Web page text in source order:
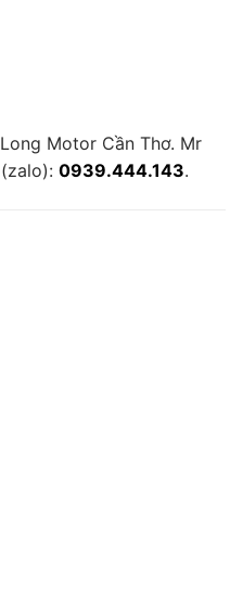
Motor Cần Thơ. Mr
0939.444.143.